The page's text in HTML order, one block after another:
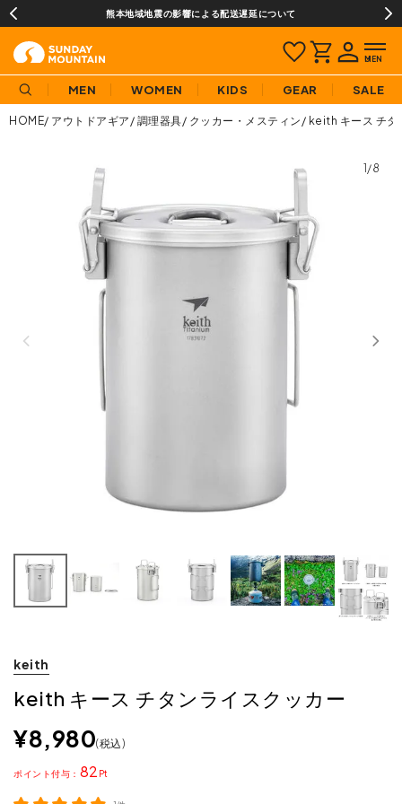
熊本地域地震の影響による配送遅延について
MEN WOMEN KIDS GEAR SALE
HOME アウトドアギア 調理器具 クッカー・メスティン keith キース チタ
1/8
keith
keith キース チタンライスクッカー
¥8,980 税込
82
ポイント